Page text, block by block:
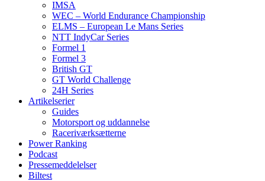
IMSA
WEC – World Endurance Championship
ELMS – European Le Mans Series
NTT IndyCar Series
Formel 1
Formel 3
British GT
GT World Challenge
24H Series
Artikelserier
Guides
Motorsport og uddannelse
Raceriværksætterne
Power Ranking
Podcast
Pressemeddelelser
Biltest